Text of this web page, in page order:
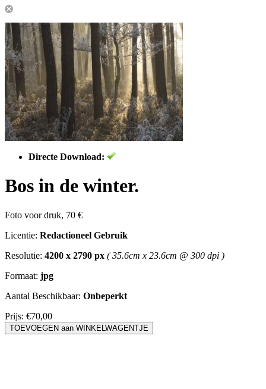
Directe Download:
Bos in de winter.
Foto voor druk, 70 €
Licentie: Redactioneel Gebruik
Resolutie: 4200 x 2790 px ( 35.6cm x 23.6cm @ 300 dpi )
Formaat: jpg
Aantal Beschikbaar: Onbeperkt
Prijs: €70,00